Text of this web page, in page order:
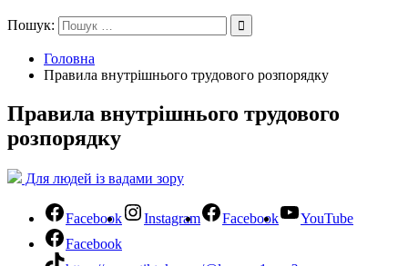
Пошук:
Головна
Правила внутрішнього трудового розпорядку
Правила внутрішнього трудового
розпорядку
Для людей із вадами зору
Facebook Instagram Facebook
YouTube
Facebook